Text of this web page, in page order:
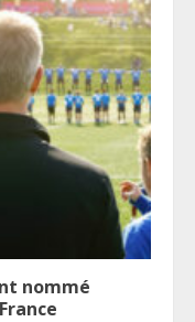
nommé